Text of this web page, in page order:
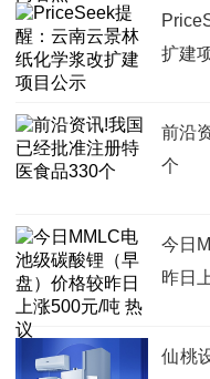
扩建
前沿
个
今日
昨日
仙桃